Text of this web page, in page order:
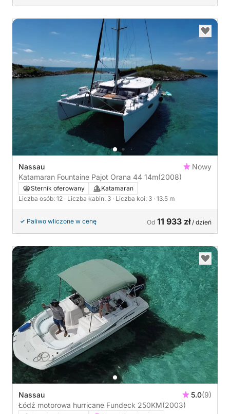
Nassau
Nowy
Katamaran Fountaine Pajot Orana 44 14m(2008)
Sternik oferowany
Katamaran
Liczba osób: 12 · Liczba kabin: 3 · Liczba koi: 3 · 13.5 m
Paliwo wliczone w cenę Od 11 933 zł/ dzień
Nassau 5.0(9)
Łódź motorowa hurricane Fundeck 250KM(2003)